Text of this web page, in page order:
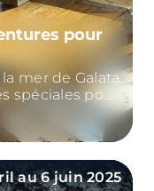
pour
mer de Galata
spéciales pour
de la
au 6 juin 2025